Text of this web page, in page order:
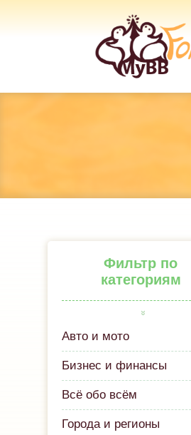
Фильтр по
категориям
Авто и мото
Бизнес и финансы
Всё обо всём
Города и регионы